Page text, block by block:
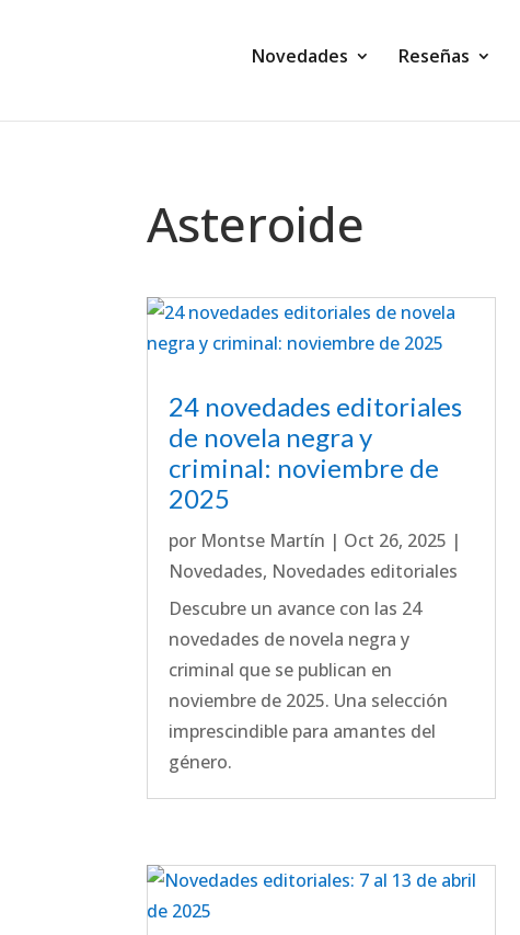
Novedades Reseñas
Asteroide
24 novedades editoriales
de novela negra y
criminal: noviembre de
2025
por Montse Martín | Oct 26, 2025 |
Novedades, Novedades editoriales
Descubre un avance con las 24
novedades de novela negra y
criminal que se publican en
noviembre de 2025. Una selección
imprescindible para amantes del
género.